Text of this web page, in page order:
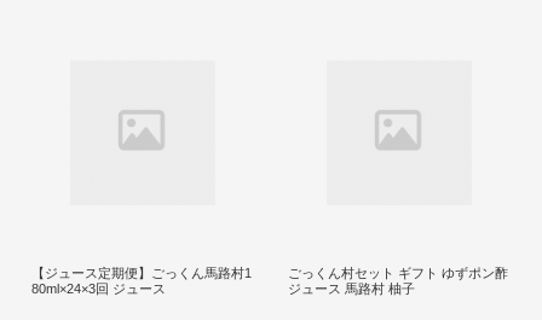
【ジュース定期便】ごっくん馬路村1
80ml×24×3回 ジュース
ごっくん村セット ギフト ゆずポン酢
ジュース 馬路村 柚子